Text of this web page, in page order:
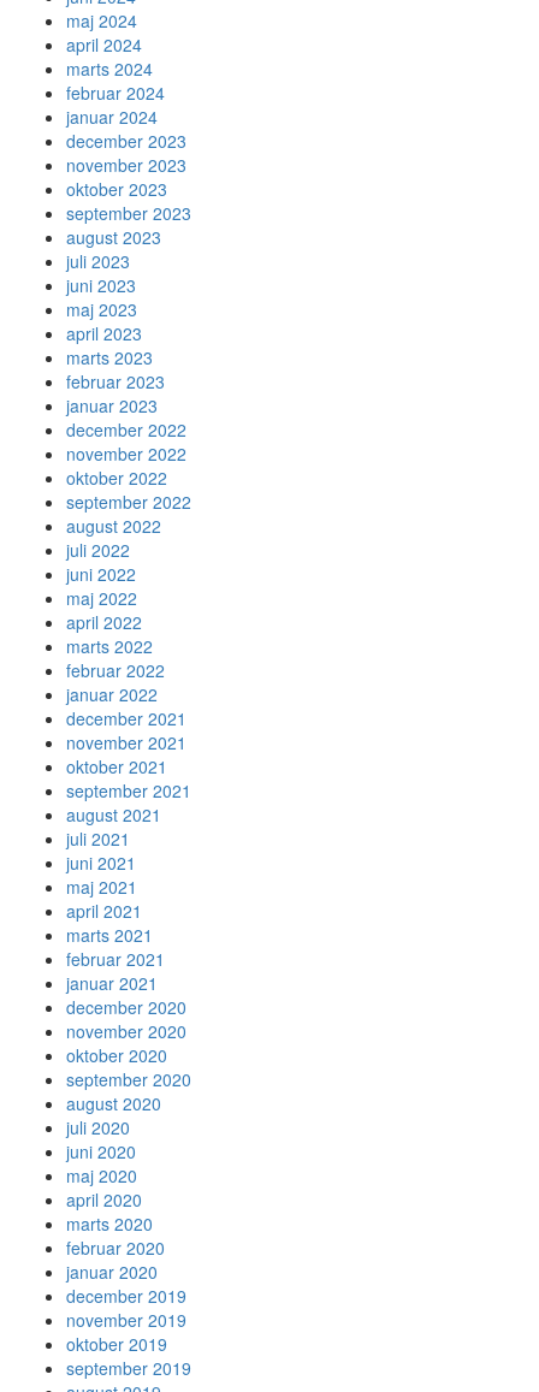
maj 2024
april 2024
marts 2024
februar 2024
januar 2024
december 2023
november 2023
oktober 2023
september 2023
august 2023
juli 2023
juni 2023
maj 2023
april 2023
marts 2023
februar 2023
januar 2023
december 2022
november 2022
oktober 2022
september 2022
august 2022
juli 2022
juni 2022
maj 2022
april 2022
marts 2022
februar 2022
januar 2022
december 2021
november 2021
oktober 2021
september 2021
august 2021
juli 2021
juni 2021
maj 2021
april 2021
marts 2021
februar 2021
januar 2021
december 2020
november 2020
oktober 2020
september 2020
august 2020
juli 2020
juni 2020
maj 2020
april 2020
marts 2020
februar 2020
januar 2020
december 2019
november 2019
oktober 2019
september 2019